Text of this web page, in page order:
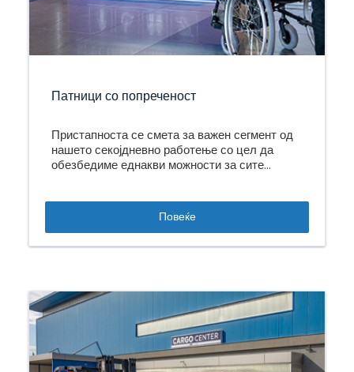
Патници со попреченост
Пристапноста се смета за важен сегмент од
нашето секојдневно работење со цел да
обезбедиме еднакви можности за сите
Повеќе